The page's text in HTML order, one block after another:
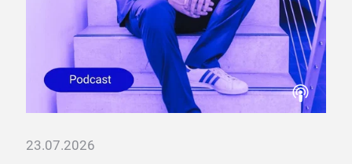
23.07.2026